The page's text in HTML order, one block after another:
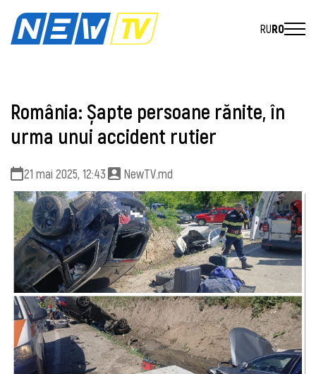
RURO
România: Șapte persoane rănite, în
urma unui accident rutier
21 mai 2025, 12:43 NewTV.md